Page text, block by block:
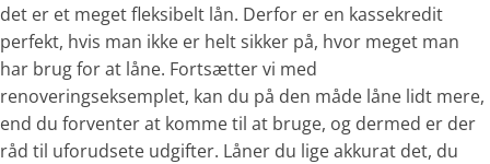
det er et meget fleksibelt lån. Derfor er en kassekredit
perfekt, hvis man ikke er helt sikker på, hvor meget man
har brug for at låne. Fortsætter vi med
renoveringseksemplet, kan du på den måde låne lidt mere,
end du forventer at komme til at bruge, og dermed er der
råd til uforudsete udgifter. Låner du lige akkurat det, du